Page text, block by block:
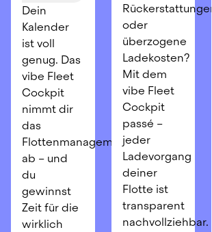
Dein
Kalender
ist voll
genug. Das
vibe Fleet
Cockpit
nimmt dir
das
Flottenmanagement
ab – und
du
gewinnst
Zeit für die
wirklich
Rückerstattungen
oder
überzogene
Ladekosten?
Mit dem
vibe Fleet
Cockpit
passé –
jeder
Ladevorgang
deiner
Flotte ist
transparent
nachvollziehbar.